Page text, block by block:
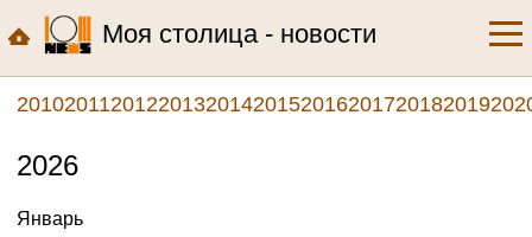
Моя столица - новости
2010201120122013201420152016201720182019
2026
Январь